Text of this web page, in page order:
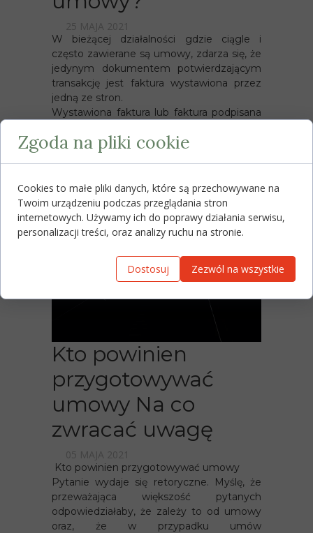
25 MAJA 2021
W bieżącej działalności gdzie ciągle i
często zawierane są umowy, zdarza się, że
jedynym dokumentem potwierdzającym
transakcję jest faktura wystawiona przez
jedną ze stron.
Wystawiona faktura lub faktura podpisana
Czytaj dalej →
Kto powinien
przygotowywać
umowy Na co
zwracać uwagę
05 MAJA 2021
Kto powinien przygotowywać umowy
Pytanie wydaje się retoryczne. Myślę, że
przeważająca większość pytanych
odpowiedziałaby, że zależy to od umowy
oraz, że w przypadku umów
Zgoda na pliki cookie
Cookies to małe pliki danych, które są przechowywane na
Twoim urządzeniu podczas przeglądania stron
internetowych. Używamy ich do poprawy działania serwisu,
personalizacji treści, oraz analizy ruchu na stronie.
Dostosuj Zezwól na wszystkie